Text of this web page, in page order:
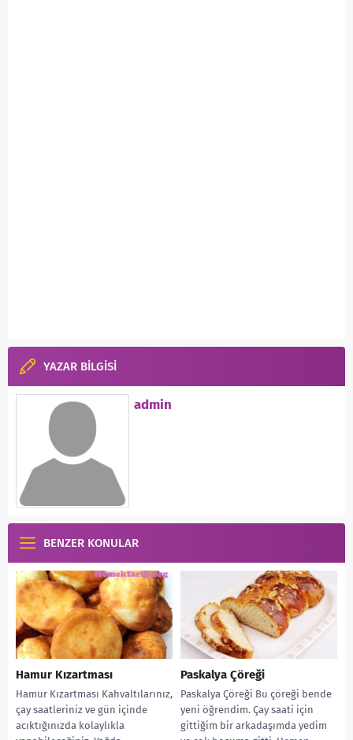
YAZAR BİLGİSİ
admin
BENZER KONULAR
Hamur Kızartması
Hamur Kızartması Kahvaltılarınız,
çay saatleriniz ve gün içinde
acıktığınızda kolaylıkla
Paskalya Çöreği
Paskalya Çöreği Bu çöreği bende
yeni öğrendim. Çay saati için
gittiğim bir arkadaşımda yedim